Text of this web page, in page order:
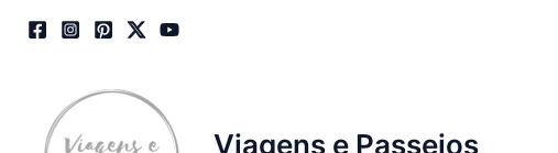
Viagens e Passeios